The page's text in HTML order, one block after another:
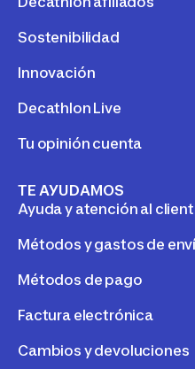
Sostenibilidad
Innovación
Decathlon Live
Tu opinión cuenta
TE AYUDAMOS
Ayuda y atención al
Métodos y gastos de
Métodos de pago
Factura electrónica
Cambios y devoluciones